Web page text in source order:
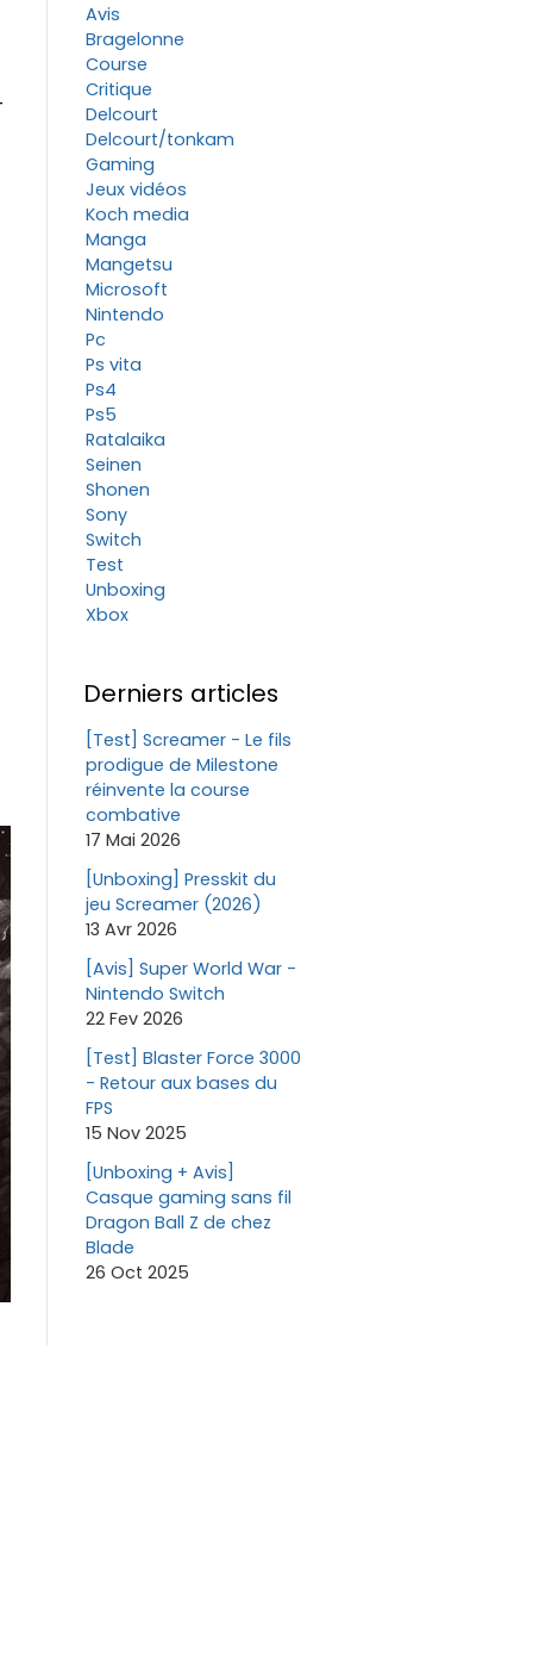
Avis
Bragelonne
Course
Critique
Delcourt
Delcourt/tonkam
Gaming
Jeux vidéos
Koch media
Manga
Mangetsu
Microsoft
Nintendo
Pc
Ps vita
Ps4
Ps5
Ratalaika
Seinen
Shonen
Sony
Switch
Test
Unboxing
Xbox
Derniers articles
[Test] Screamer - Le fils
prodigue de Milestone
réinvente la course
combative
17 Mai 2026
[Unboxing] Presskit du
jeu Screamer (2026)
13 Avr 2026
[Avis] Super World War -
Nintendo Switch
22 Fev 2026
[Test] Blaster Force 3000
- Retour aux bases du
FPS
15 Nov 2025
[Unboxing + Avis]
Casque gaming sans fil
Dragon Ball Z de chez
Blade
26 Oct 2025